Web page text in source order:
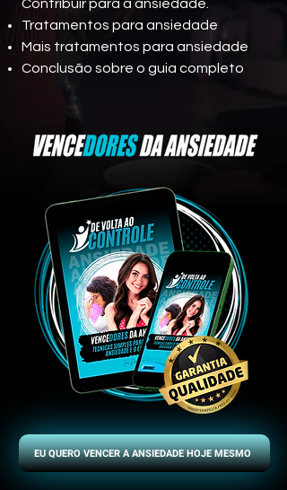
Contribuir para a ansiedade.
Tratamentos para ansiedade
Mais tratamentos para ansiedade
Conclusão sobre o guia completo
EU QUERO VENCER A ANSIEDADE HOJE MESMO